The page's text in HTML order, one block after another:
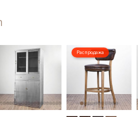
Распродажа